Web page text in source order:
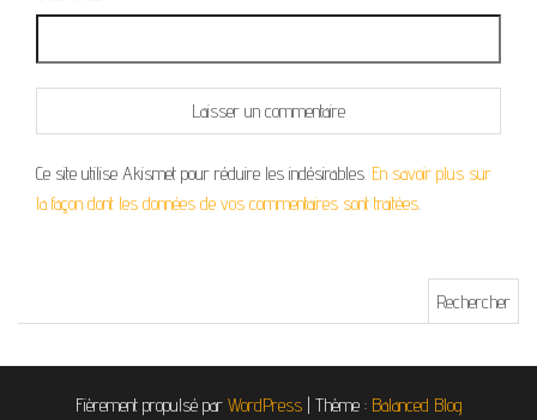
Ce site utilise Akismet pour réduire les indésirables. En savoir plus sur
la façon dont les données de vos commentaires sont traitées.
Fièrement propulsé par WordPress | Thème : Balanced Blog